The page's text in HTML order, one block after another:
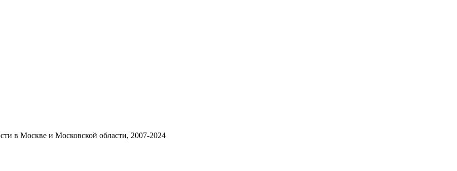
в Москве и Московской области, 2007-2024